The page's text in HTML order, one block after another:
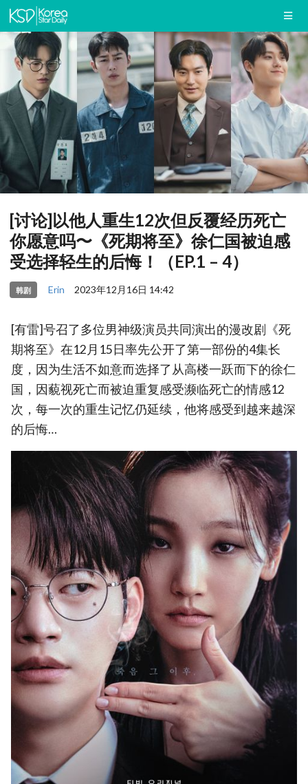
[讨论]以他人重生12次但反覆经历死亡
你愿意吗〜《死期将至》徐仁国被迫感
受选择轻生的后悔！（EP.1 – 4）
韩剧 Erin 2023年12月16日 14:42
[有雷]号召了多位男神级演员共同演出的漫改剧《死
期将至》在12月15日率先公开了第一部份的4集长
度，因为生活不如意而选择了从高楼一跃而下的徐仁
国，因藐视死亡而被迫重复感受濒临死亡的情感12
次，每一次的重生记忆仍延续，他将感受到越来越深
的后悔…